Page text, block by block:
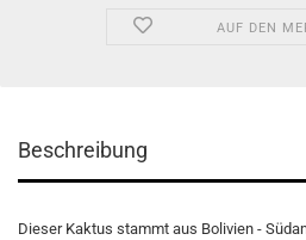
AUF DEN
Beschreibung
Dieser Kaktus stammt aus Bolivien -